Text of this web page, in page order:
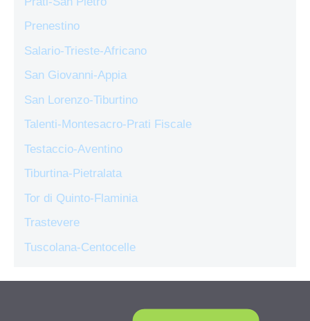
Prenestino
Salario-Trieste-Africano
San Giovanni-Appia
San Lorenzo-Tiburtino
Talenti-Montesacro-Prati Fiscale
Testaccio-Aventino
Tiburtina-Pietralata
Tor di Quinto-Flaminia
Trastevere
Tuscolana-Centocelle